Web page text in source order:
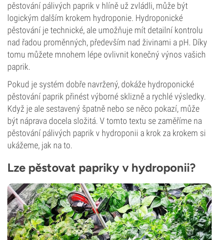
pěstování pálivých paprik v hlíně už zvládli, může být
logickým dalším krokem hydroponie. Hydroponické
pěstování je technické, ale umožňuje mít detailní kontrolu
nad řadou proměnných, především nad živinami a pH. Díky
tomu můžete mnohem lépe ovlivnit konečný výnos vašich
paprik.
Pokud je systém dobře navržený, dokáže hydroponické
pěstování paprik přinést výborné sklizně a rychlé výsledky.
Když je ale sestavený špatně nebo se něco pokazí, může
být náprava docela složitá. V tomto textu se zaměříme na
pěstování pálivých paprik v hydroponii a krok za krokem si
ukážeme, jak na to.
Lze pěstovat papriky v hydroponii?